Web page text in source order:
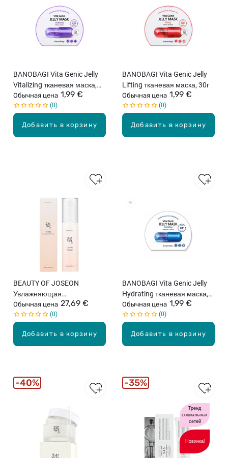
Добавить в корзину
BANOBAGI Vita Genic Jelly
Vitalizing тканевая маска,
30г
Обычная цена 1,99 €
0
Добавить в корзину
BANOBAGI Vita Genic Jelly
Lifting тканевая маска, 30г
Обычная цена 1,99 €
0
Добавить в корзину
BEAUTY OF JOSEON
Увлажняющая
солнцезащитная сыворотка
с женьшенем SPF50+, 50мл
Обычная цена 27,69 €
0
Добавить в корзину
BANOBAGI Vita Genic Jelly
Hydrating тканевая маска,
30г
Обычная цена 1,99 €
0
40%
Тренд
социальных
сетей
Новинка!
35%